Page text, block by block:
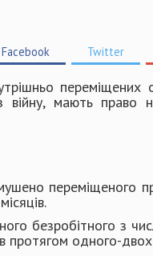
Facebook Twitter
переміщених
війну, мають право
переміщеного
безробітного з
протягом одного-двох